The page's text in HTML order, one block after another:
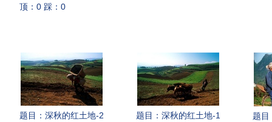
顶：0 踩：0
题目： 深秋的红土地-2
题目： 深秋的红土地-1
题目